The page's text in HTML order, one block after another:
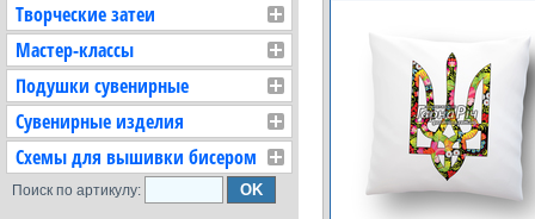
Творческие затеи
Мастер-классы
Подушки сувенирные
Сувенирные изделия
Схемы для вышивки бисером
Поиск по артикулу: